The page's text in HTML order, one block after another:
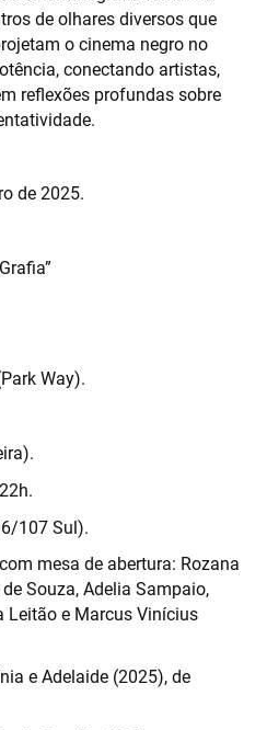
de olhares diversos que
o cinema negro no
conectando artistas,
reflexões profundas sobre
de 2025.
Way).
107 Sul).
mesa de abertura: Rozana
Souza, Adelia Sampaio,
Leitão e Marcus Vinícius
e Adelaide (2025), de